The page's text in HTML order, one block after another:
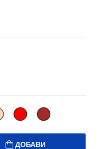
ДОБАВИ